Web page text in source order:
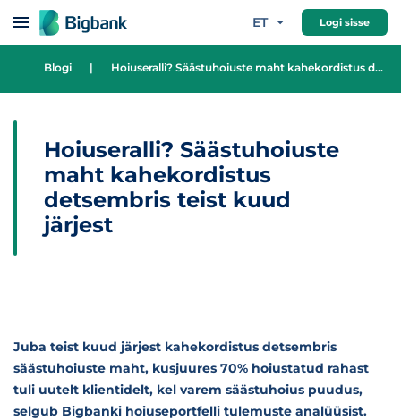
Hüppa sisu juurde ET Logi sisse
Blogi | Hoiuseralli? Säästuhoiuste maht kahekordistus detsembris teist kuud järjest
Hoiuseralli? Säästuhoiuste
maht kahekordistus
detsembris teist kuud
järjest
Juba teist kuud järjest kahekordistus detsembris
säästuhoiuste maht, kusjuures 70% hoiustatud rahast
tuli uutelt klientidelt, kel varem säästuhoius puudus,
selgub Bigbanki hoiuseportfelli tulemuste analüüsist.